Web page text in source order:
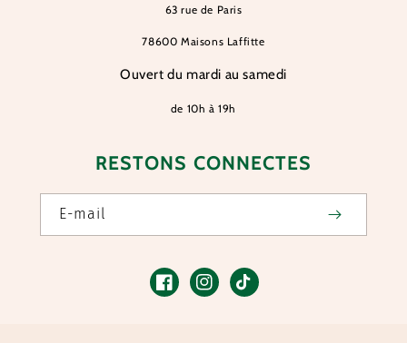
63 rue de Paris
78600 Maisons Laffitte
Ouvert du mardi au samedi
de 10h à 19h
RESTONS CONNECTES
E-mail
FacebookInstagram
TikTok